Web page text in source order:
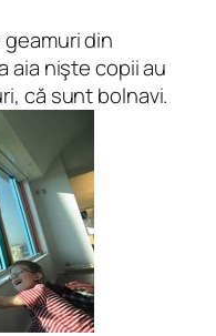
din
aia nişte copii au
că sunt bolnavi.